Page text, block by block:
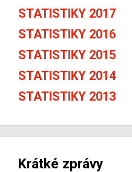
STATISTIKY 2017
STATISTIKY 2016
STATISTIKY 2015
STATISTIKY 2014
STATISTIKY 2013
Krátké zprávy